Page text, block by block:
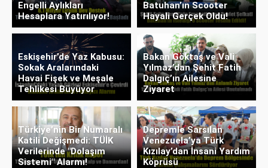
Engelli Aylıkları
Hesaplara Yatırılıyor!
Batuhan’ın Scooter
Hayali Gerçek Oldu!
Eskişehir’de Yaz Kabusu:
Sokak Aralarındaki
Havai Fişek ve Meşale
Tehlikesi Büyüyor
Bakan Göktaş ve Vali
Yılmaz’dan Şehit Fatih
Dalgıç’ın Ailesine
Ziyaret
Türkiye’nin Bir Numaralı
Katili Değişmedi: TÜİK
Verilerinde "Dolaşım
Sistemi" Alarmı!
Depremle Sarsılan
Venezuela’ya Türk
Kızılay’dan İnsani Yardım
Köprüsü